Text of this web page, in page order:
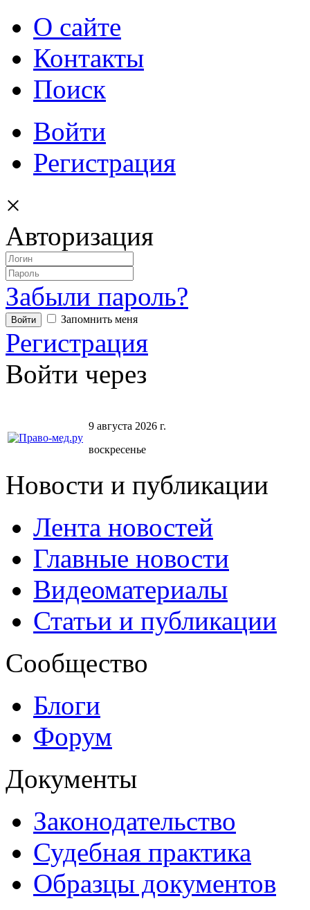
О сайте
Контакты
Поиск
Войти
Регистрация
×
Авторизация
Забыли пароль?
Запомнить меня
Регистрация
Войти через
9 августа 2026 г.
воскресенье
Новости и публикации
Лента новостей
Главные новости
Видеоматериалы
Статьи и публикации
Сообщество
Блоги
Форум
Документы
Законодательство
Судебная практика
Образцы документов